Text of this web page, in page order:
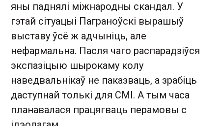
яны паднялі міжнародны скандал. У
гэтай сітуацыі Паграноўскі вырашыў
выставу ўсё ж адчыніць, але
нефармальна. Пасля чаго распарадзіўся
экспазіцыю шырокаму колу
наведвальнікаў не паказваць, а зрабіць
даступнай толькі для СМІ. А тым часа
планавалася працягваць перамовы с